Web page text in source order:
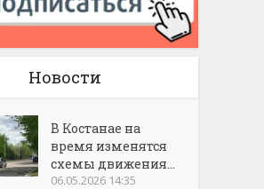
Новости
В Костанае на
время изменятся
схемы движения...
06.05.2026 14:35